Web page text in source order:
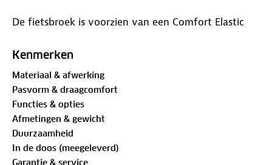
De fietsbroek is voorzien van een Comfort Elastic
aangenaam zitcomfort welke ergonomisch
dichtheid van 80 kg/m3). De zeem is elastisch en
flexibel, aangenaam ademend en sneldrogend,
gemaakt van compact schuim met zeer goede
dempingseigenschappen. Door gebruik te maken
van verschillende schuimzones zorgt dit voor een
ideale drukverdeling. Hiermee heb je zowel in een
Kenmerken
Materiaal & afwerking
Pasvorm & draagcomfort
Functies & opties
Afmetingen & gewicht
Duurzaamheid
In de doos (meegeleverd)
Garantie & service